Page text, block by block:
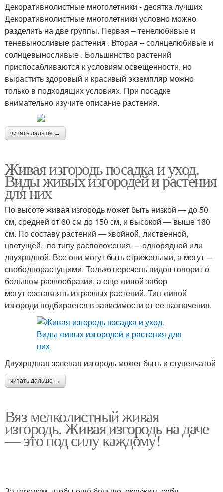
Декоративнолистные многолетники - десятка лучших
Декоративнолистные многолетники условно можно
разделить на две группы. Первая – тенелюбивые и
теневыносливые растения . Вторая – солнцелюбивые и
солнцевыносливые . Большинство растений
приспосабливаются к условиям освещенности, но
вырастить здоровый и красивый экземпляр можно
только в подходящих условиях. При посадке
внимательно изучите описание растения.
читать дальше →
Живая изгородь посадка и уход.
Виды живых изгородей и растения
для них
По высоте живая изгородь может быть низкой — до 50
см, средней от 60 см до 150 см, и высокой — выше 160
см. По составу растений — хвойной, лиственной,
цветущей, по типу расположения — однорядной или
двухрядной. Все они могут быть стрижеными, а могут —
свободнорастущими. Только перечень видов говорит о
большом разнообразии, а еще живой забор
могут составлять из разных растений. Тип живой
изгороди подбирается в зависимости от ее назначения.
Двухрядная зеленая изгородь может быть и ступенчатой
читать дальше →
Вяз мелколистный живая
изгородь. Живая изгородь на даче
— это под силу каждому!